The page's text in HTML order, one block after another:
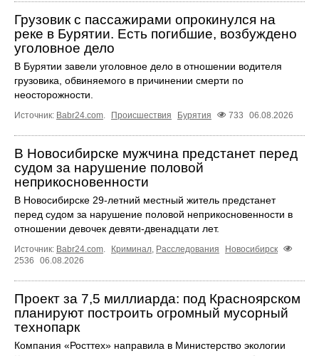
Грузовик с пассажирами опрокинулся на
реке в Бурятии. Есть погибшие, возбуждено
уголовное дело
В Бурятии завели уголовное дело в отношении водителя
грузовика, обвиняемого в причинении смерти по
неосторожности.
Источник: Babr24.com. Происшествия Бурятия 733 06.08.2026
В Новосибирске мужчина предстанет перед
судом за нарушение половой
неприкосновенности
В Новосибирске 29-летний местный житель предстанет
перед судом за нарушение половой неприкосновенности в
отношении девочек девяти-двенадцати лет.
Источник: Babr24.com. Криминал, Расследования
Новосибирск
2536
06.08.2026
Проект за 7,5 миллиарда: под Красноярском
планируют построить огромный мусорный
технопарк
Компания «Росттех» направила в Министерство экологии